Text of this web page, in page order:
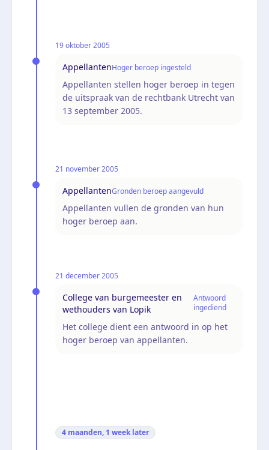
19 oktober 2005
AppellantenHoger beroep ingesteld
Appellanten stellen hoger beroep in tegen
de uitspraak van de rechtbank Utrecht van
13 september 2005.
21 november 2005
AppellantenGronden beroep aangevuld
Appellanten vullen de gronden van hun
hoger beroep aan.
21 december 2005
College van burgemeester en
wethouders van Lopik
Antwoord
ingediend
Het college dient een antwoord in op het
hoger beroep van appellanten.
4 maanden, 1 week later